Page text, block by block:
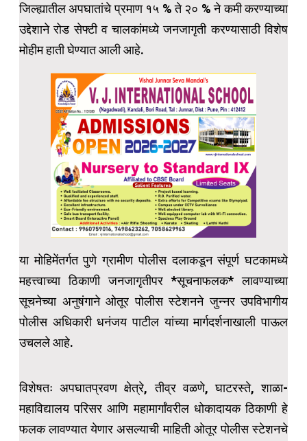
जिल्ह्यातील अपघातांचे प्रमाण १५ % ते २० % ने कमी करण्याच्या
उद्देशाने रोड सेफ्टी व चालकांमध्ये जनजागृती करण्यासाठी विशेष
मोहीम हाती घेण्यात आली आहे.
या मोहिमेंतर्गत पुणे ग्रामीण पोलीस दलाकडून संपूर्ण घटकामध्ये
महत्त्वाच्या ठिकाणी जनजागृतीपर *सूचनाफलक* लावण्याच्या
सूचनेच्या अनुषंगाने ओतूर पोलीस स्टेशनने जुन्नर उपविभागीय
पोलीस अधिकारी धनंजय पाटील यांच्या मार्गदर्शनाखाली पाऊल
उचलले आहे.
विशेषतः अपघातप्रवण क्षेत्रे, तीव्र वळणे, घाटरस्ते, शाळा-
महाविद्यालय परिसर आणि महामार्गांवरील धोकादायक ठिकाणी हे
फलक लावण्यात येणार असल्याची माहिती ओतूर पोलीस स्टेशनचे